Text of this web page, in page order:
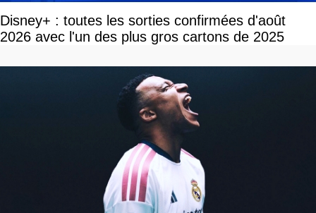
Disney+ : toutes les sorties confirmées d'août
2026 avec l'un des plus gros cartons de 2025